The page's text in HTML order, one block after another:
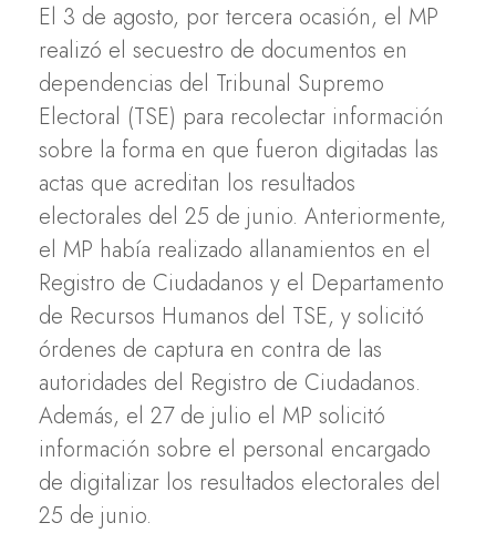
El 3 de agosto, por tercera ocasión, el MP
realizó el secuestro de documentos en
dependencias del Tribunal Supremo
Electoral (TSE) para recolectar información
sobre la forma en que fueron digitadas las
actas que acreditan los resultados
electorales del 25 de junio. Anteriormente,
el MP había realizado allanamientos en el
Registro de Ciudadanos y el Departamento
de Recursos Humanos del TSE, y solicitó
órdenes de captura en contra de las
autoridades del Registro de Ciudadanos.
Además, el 27 de julio el MP solicitó
información sobre el personal encargado
de digitalizar los resultados electorales del
25 de junio.